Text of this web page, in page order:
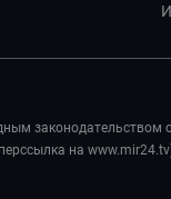
законодательством
на